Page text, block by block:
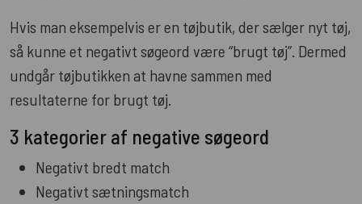
Hvis man eksempelvis er en tøjbutik, der sælger nyt tøj,
så kunne et negativt søgeord være “brugt tøj”. Dermed
undgår tøjbutikken at havne sammen med
resultaterne for brugt tøj.
3 kategorier af negative søgeord
Negativt bredt match
Negativt sætningsmatch